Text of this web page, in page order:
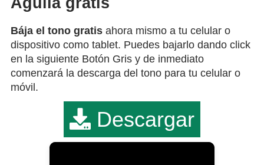
Bája el tono gratis ahora mismo a tu celular o
dispositivo como tablet. Puedes bajarlo dando click
en la siguiente Botón Gris y de inmediato
comenzará la descarga del tono para tu celular o
móvil.
Descargar